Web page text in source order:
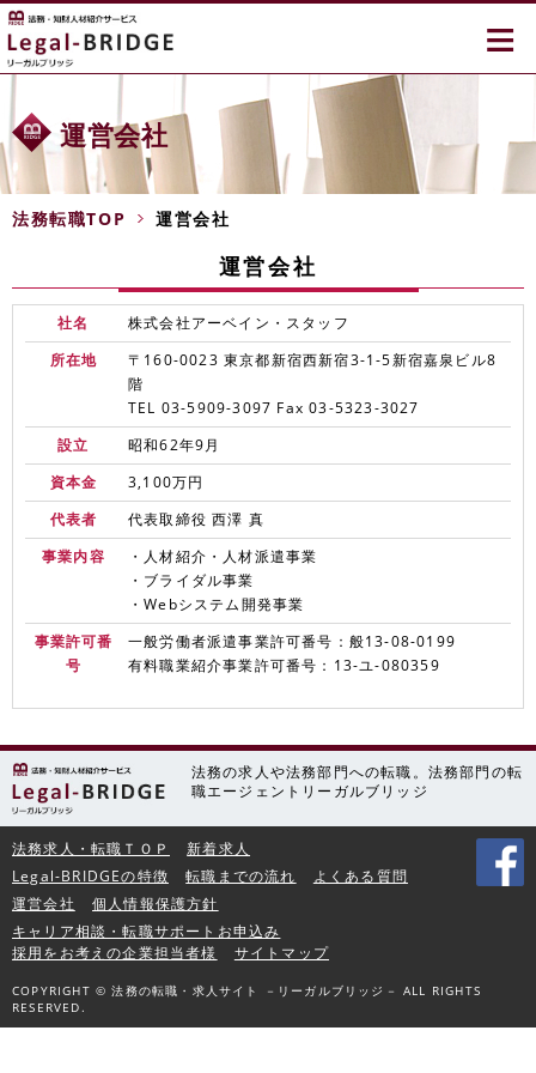
≡
運営会社
法務転職TOP 運営会社
運営会社
社名
株式会社アーベイン・スタッフ
所在地
〒160-0023 東京都新宿西新宿3-1-5新宿嘉泉ビル8
階
TEL 03-5909-3097 Fax 03-5323-3027
設立
昭和62年9月
資本金
3,100万円
代表者
代表取締役 西澤 真
事業内容
・人材紹介・人材派遣事業
・ブライダル事業
・Webシステム開発事業
事業許可番
号
一般労働者派遣事業許可番号：般13-08-0199
有料職業紹介事業許可番号：13-ユ-080359
法務の求人や法務部門への転職。法務部門の転
職エージェントリーガルブリッジ
法務求人・転職ＴＯＰ
新着求人
Legal-BRIDGEの特徴
転職までの流れ
よくある質問
運営会社
個人情報保護方針
キャリア相談・転職サポートお申込み
採用をお考えの企業担当者様
サイトマップ
COPYRIGHT © 法務の転職・求人サイト －リーガルブリッジ－ ALL RIGHTS
RESERVED.